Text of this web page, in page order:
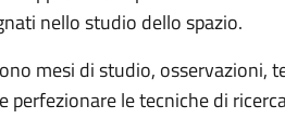
nello studio dello spazio.
mesi di studio, osservazioni,
le tecniche di